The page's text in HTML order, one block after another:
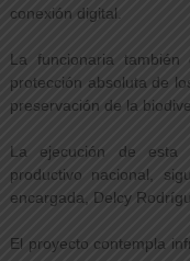
conexión digital.
La funcionaria
protección absoluta de
preservación de la
La ejecución de
productivo nacional,
encargada, Delcy
El proyecto contempla